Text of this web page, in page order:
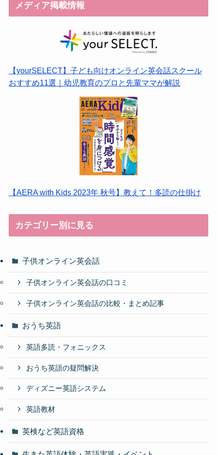
メディア掲載情報
【yourSELECT】子ども向けオンライン英会話スクール
おすすめ11選｜幼児教育のプロと先輩ママが解説
【AERA with Kids 2023年 秋号】教えて！多読の仕掛け
カテゴリー別に見る
子供オンライン英会話
子供オンライン英会話の口コミ
子供オンライン英会話の比較・まとめ記事
おうち英語
英語多読・フォニックス
おうち英語の疑問解決
ディズニー英語システム
英語教材
英検など英語資格